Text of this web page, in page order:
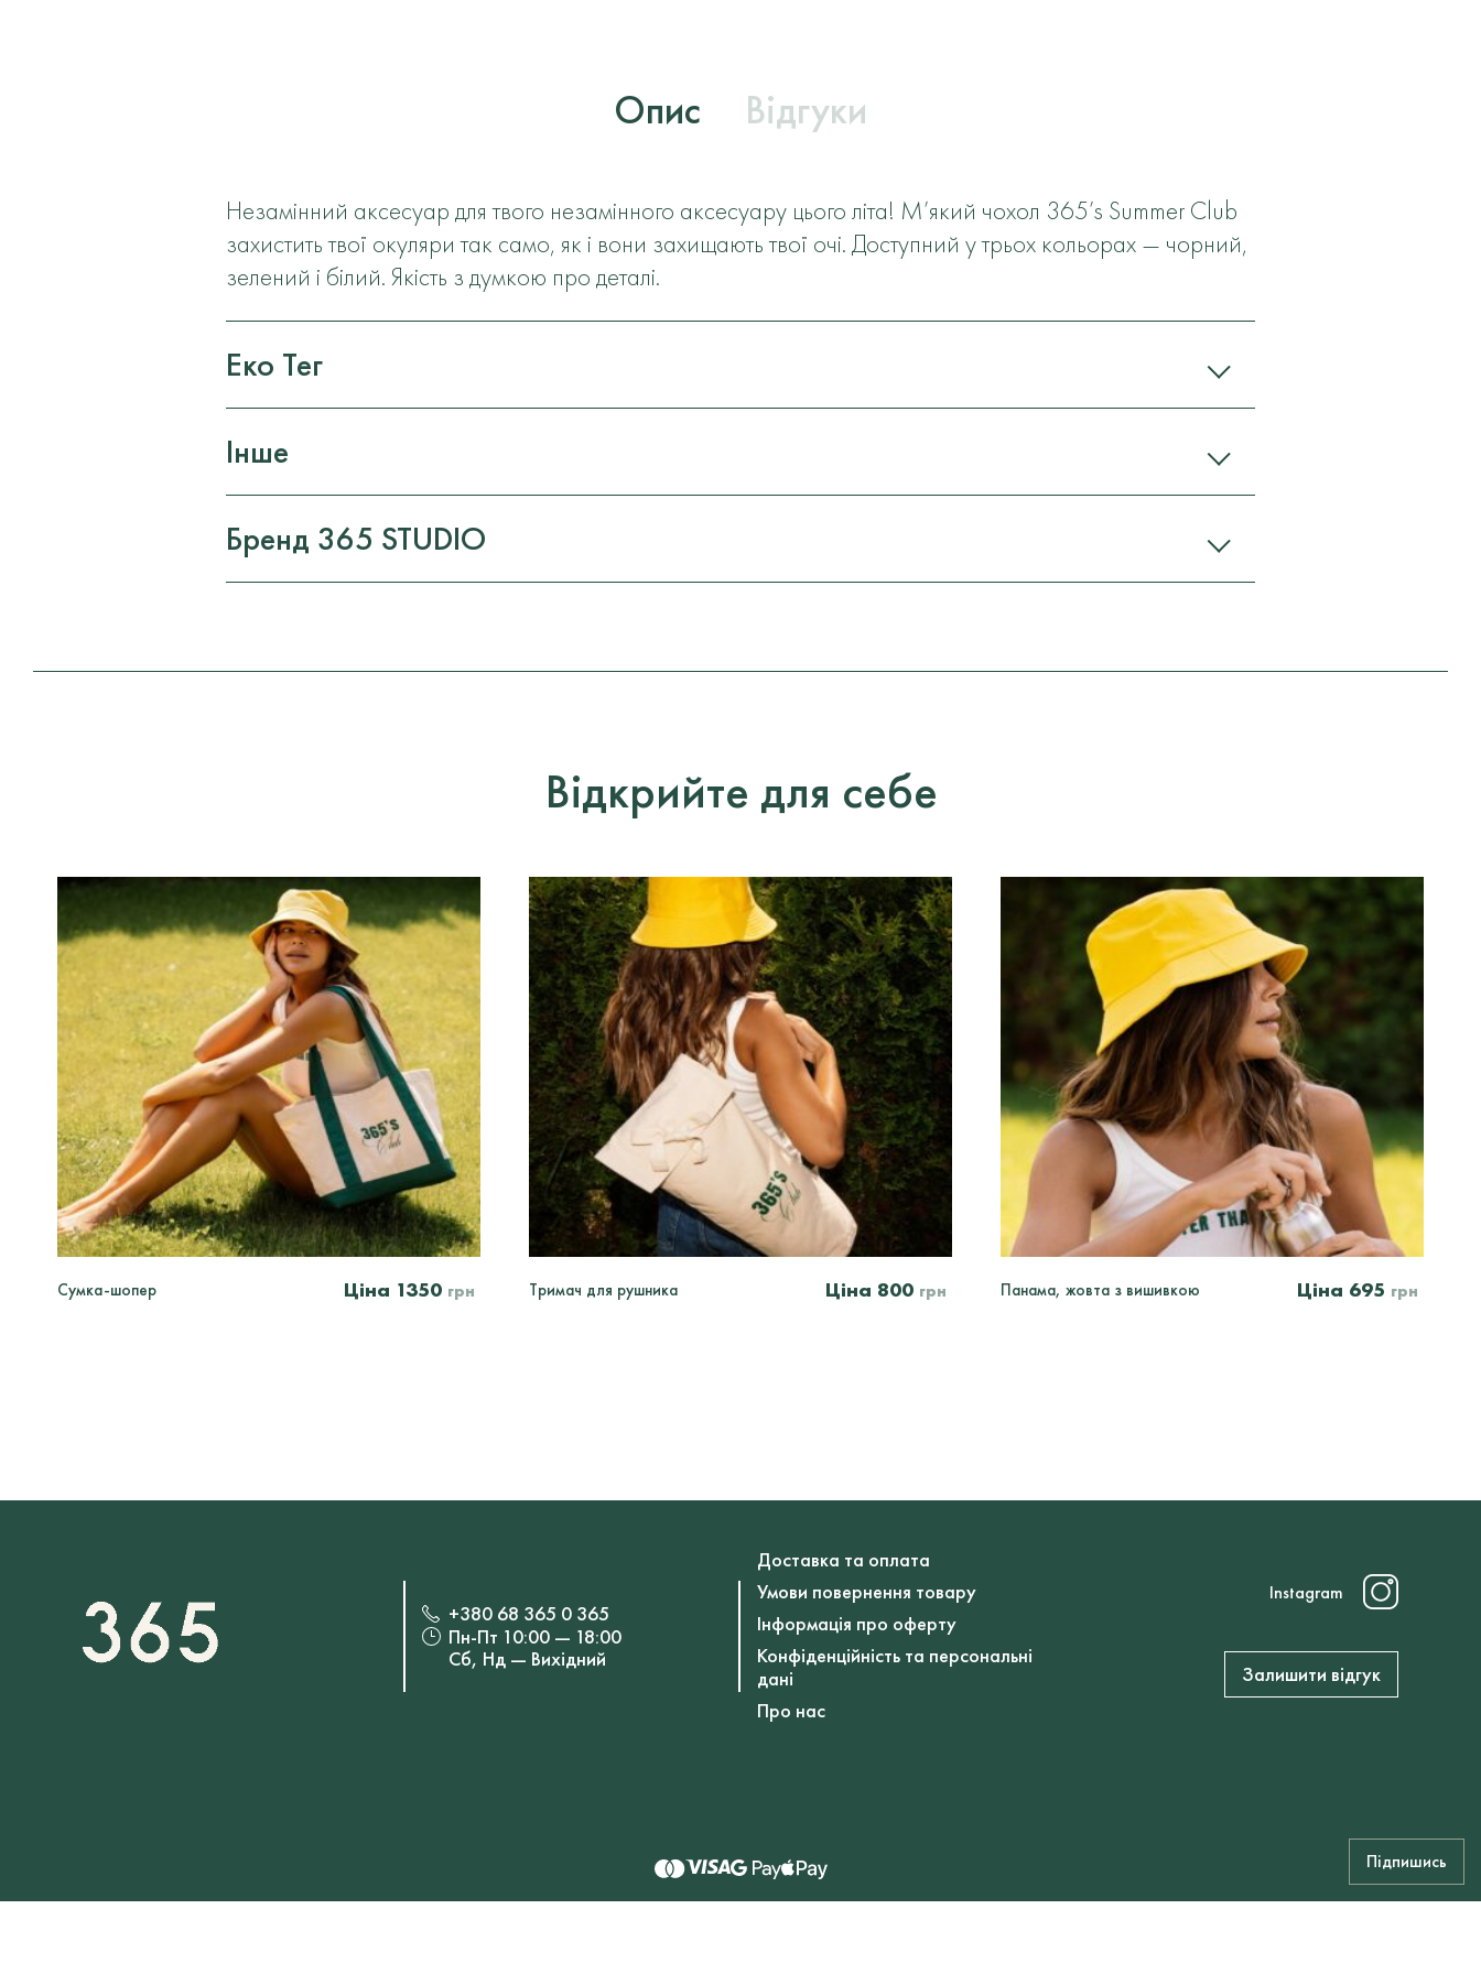
Опис Відгуки
Незамінний аксесуар для твого незамінного аксесуару цього літа! М’який чохол 365’s Summer Club
захистить твої окуляри так само, як і вони захищають твої очі. Доступний у трьох кольорах — чорний,
зелений і білий. Якість з думкою про деталі.
Еко Тег
Інше
Бренд 365 STUDIO
Відкрийте для себе
Сумка-шопер 1350 грн Тримач для рушника 800 грн Панама, жовта з вишивкою 695 грн
+380 68 365 0 365
Пн-Пт 10:00 — 18:00
Сб, Нд — Вихідний
Доставка та оплата
Умови повернення товару
Інформація про оферту
Конфіденційність та персональні
дані
Про нас
Instagram
Залишити відгук
Підпишись